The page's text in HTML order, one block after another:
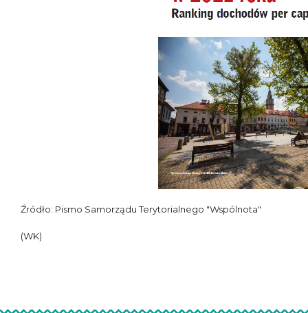
Źródło: Pismo Samorządu Terytorialnego "Wspólnota"
(WK)